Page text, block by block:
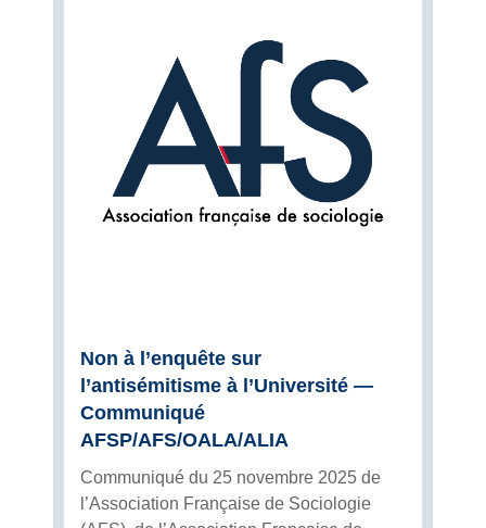
Non à l’enquête sur
l’antisémitisme à l’Université —
Communiqué
AFSP/AFS/OALA/ALIA
Communiqué du 25 novembre 2025 de
l’Association Française de Sociologie